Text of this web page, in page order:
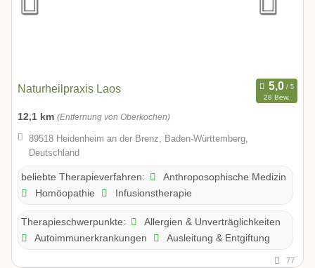
Naturheilpraxis Laos
28 Bew.
12,1 km (Entfernung von Oberkochen)
89518 Heidenheim an der Brenz, Baden-Württemberg,
Deutschland
beliebte Therapieverfahren:
Anthroposophische Medizin
Homöopathie
Infusionstherapie
Therapieschwerpunkte:
Allergien & Unverträglichkeiten
Autoimmunerkrankungen
Ausleitung & Entgiftung
77